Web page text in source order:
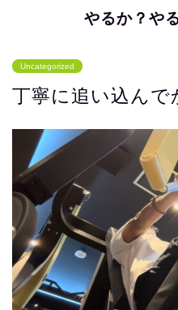
やるか？や
Uncategorized
丁寧に追い込んで